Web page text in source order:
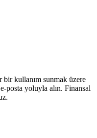
bir kullanım sunmak üzere
posta yoluyla alın. Finansal